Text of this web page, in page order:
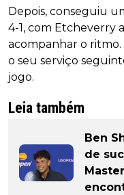
Depois, conseguiu
4-1, com Etcheverry
acompanhar o
o seu serviço
jogo.
Leia também
Ben
de